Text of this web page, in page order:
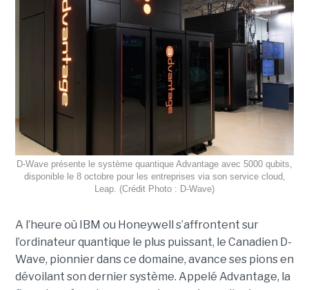
D-Wave présente le système quantique Advantage avec 5000 qubits,
disponible le 8 octobre pour les entreprises via son service cloud,
Leap. (Crédit Photo : D-Wave)
A l’heure où IBM ou Honeywell s’affrontent sur
l’ordinateur quantique le plus puissant, le Canadien D-
Wave, pionnier dans ce domaine, avance ses pions en
dévoilant son dernier système. Appelé Advantage, la